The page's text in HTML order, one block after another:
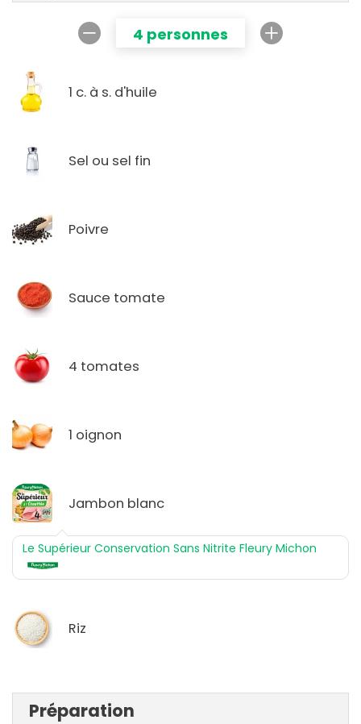
4 personnes
1 c. à s. d'huile
Sel ou sel fin
Poivre
Sauce tomate
4 tomates
1 oignon
Jambon blanc
Le Supérieur Conservation Sans Nitrite Fleury Michon
Riz
Préparation